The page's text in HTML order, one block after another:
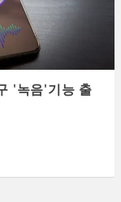
'녹음'기능 출